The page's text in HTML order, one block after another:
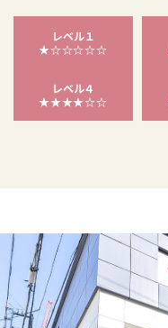
レベル１
★☆☆☆☆☆
レベル４
★★★★☆☆